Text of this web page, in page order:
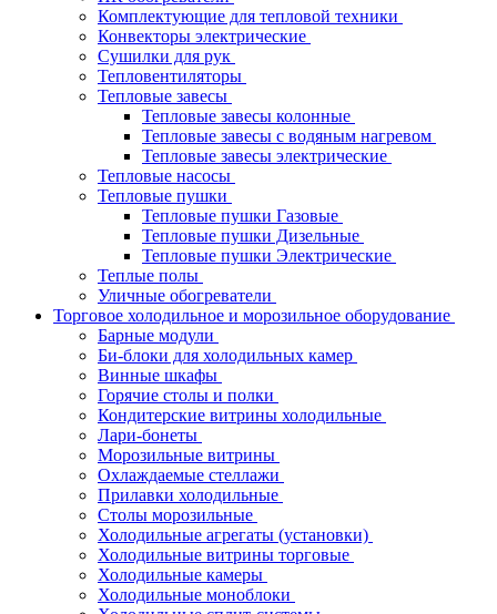
Комплектующие для тепловой техники
Конвекторы электрические
Сушилки для рук
Тепловентиляторы
Тепловые завесы
Тепловые завесы колонные
Тепловые завесы с водяным нагревом
Тепловые завесы электрические
Тепловые насосы
Тепловые пушки
Тепловые пушки Газовые
Тепловые пушки Дизельные
Тепловые пушки Электрические
Теплые полы
Уличные обогреватели
Торговое холодильное и морозильное оборудование
Барные модули
Би-блоки для холодильных камер
Винные шкафы
Горячие столы и полки
Кондитерские витрины холодильные
Лари-бонеты
Морозильные витрины
Охлаждаемые стеллажи
Прилавки холодильные
Столы морозильные
Холодильные агрегаты (установки)
Холодильные витрины торговые
Холодильные камеры
Холодильные моноблоки